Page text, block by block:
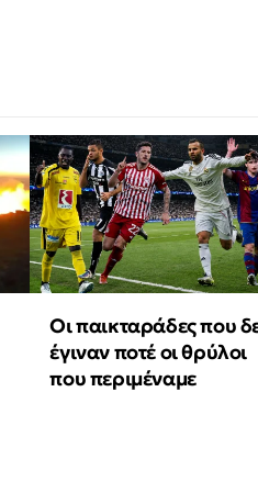
Οι παικταράδες που
έγιναν ποτέ οι θρύλοι
που περιμέναμε